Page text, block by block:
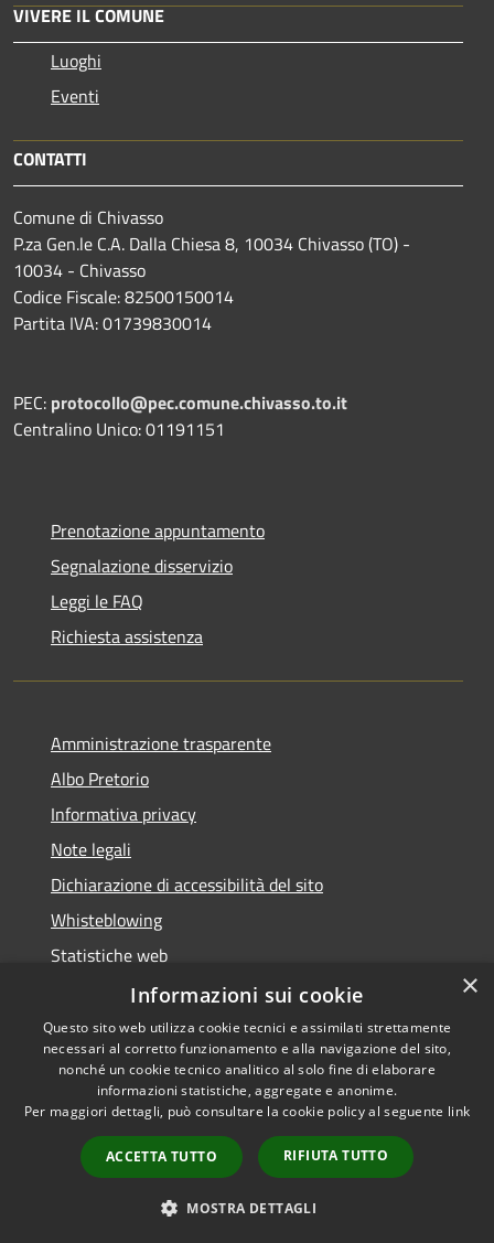
VIVERE IL COMUNE
Luoghi
Eventi
CONTATTI
Comune di Chivasso
P.za Gen.le C.A. Dalla Chiesa 8, 10034 Chivasso (TO) -
10034 - Chivasso
Codice Fiscale: 82500150014
Partita IVA: 01739830014
PEC: protocollo@pec.comune.chivasso.to.it
Centralino Unico: 01191151
Prenotazione appuntamento
Segnalazione disservizio
Leggi le FAQ
Richiesta assistenza
Amministrazione trasparente
Albo Pretorio
Informativa privacy
Note legali
Dichiarazione di accessibilità del sito
Whisteblowing
Statistiche web
Segnalazioni di non conformità
RSS
Accessibility
Copyright © 2026 • Town of •
Municipium
Admin access
×
Informazioni sui cookie
Questo sito web utilizza cookie tecnici e assimilati strettamente
necessari al corretto funzionamento e alla navigazione del sito,
nonché un cookie tecnico analitico al solo fine di elaborare
informazioni statistiche, aggregate e anonime.
Per maggiori dettagli, può consultare la cookie policy al seguente link
ACCETTA TUTTO RIFIUTA TUTTO
MOSTRA DETTAGLI